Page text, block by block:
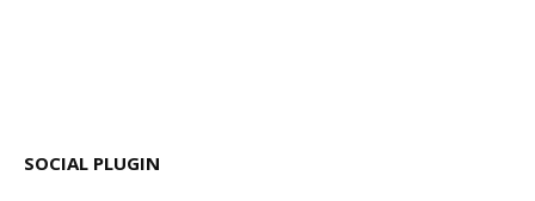
SOCIAL PLUGIN